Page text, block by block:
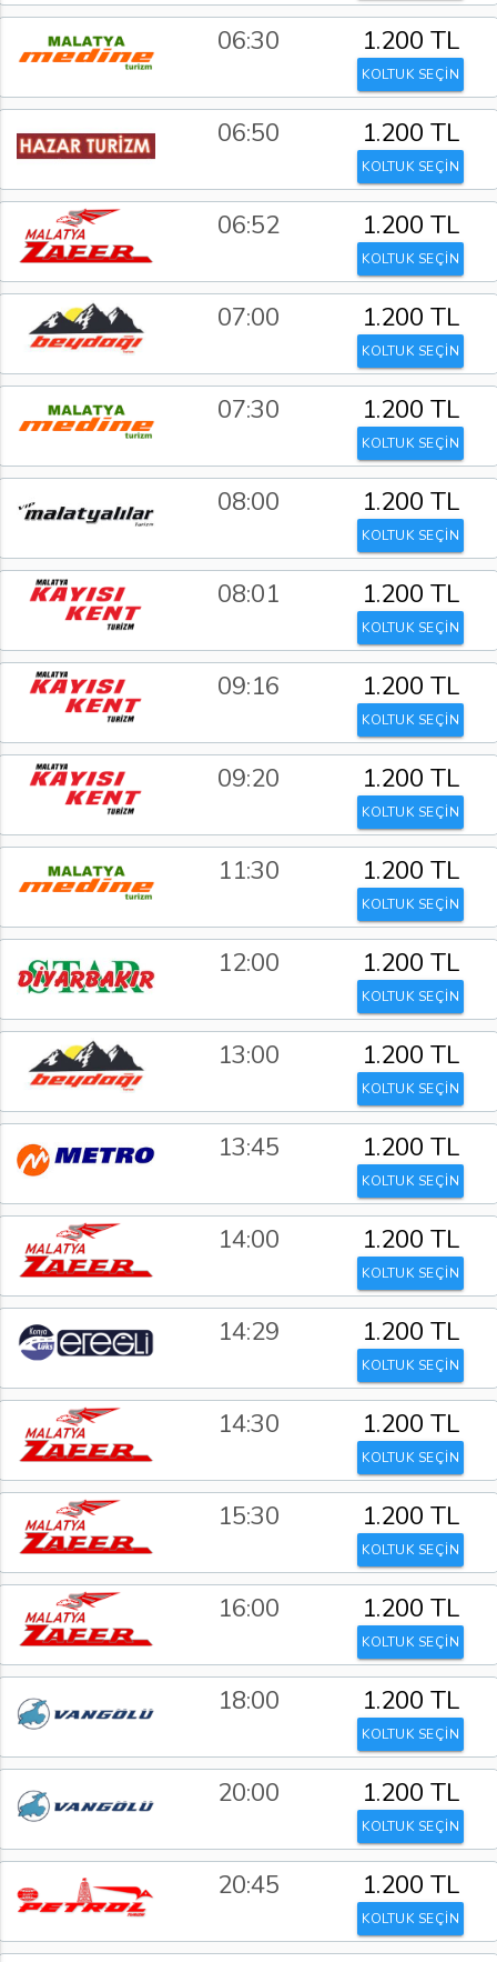
06:30 1.200 TL
KOLTUK SEÇİN
06:50 1.200 TL
KOLTUK SEÇİN
06:52 1.200 TL
KOLTUK SEÇİN
07:00 1.200 TL
KOLTUK SEÇİN
07:30 1.200 TL
KOLTUK SEÇİN
08:00 1.200 TL
KOLTUK SEÇİN
08:01 1.200 TL
KOLTUK SEÇİN
09:16 1.200 TL
KOLTUK SEÇİN
09:20 1.200 TL
KOLTUK SEÇİN
11:30 1.200 TL
KOLTUK SEÇİN
12:00 1.200 TL
KOLTUK SEÇİN
13:00 1.200 TL
KOLTUK SEÇİN
13:45 1.200 TL
KOLTUK SEÇİN
14:00 1.200 TL
KOLTUK SEÇİN
14:29 1.200 TL
KOLTUK SEÇİN
14:30 1.200 TL
KOLTUK SEÇİN
15:30 1.200 TL
KOLTUK SEÇİN
16:00 1.200 TL
KOLTUK SEÇİN
18:00 1.200 TL
KOLTUK SEÇİN
20:00 1.200 TL
KOLTUK SEÇİN
20:45 1.200 TL
KOLTUK SEÇİN